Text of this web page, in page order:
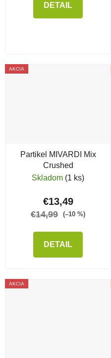
DETAIL
AKCIA
Partikel MIVARDI Mix
Crushed
Skladom (1 ks)
€13,49
€14,99 (–10 %)
DETAIL
AKCIA